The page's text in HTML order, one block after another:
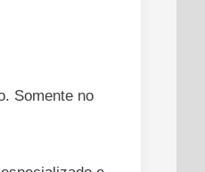
Somente no